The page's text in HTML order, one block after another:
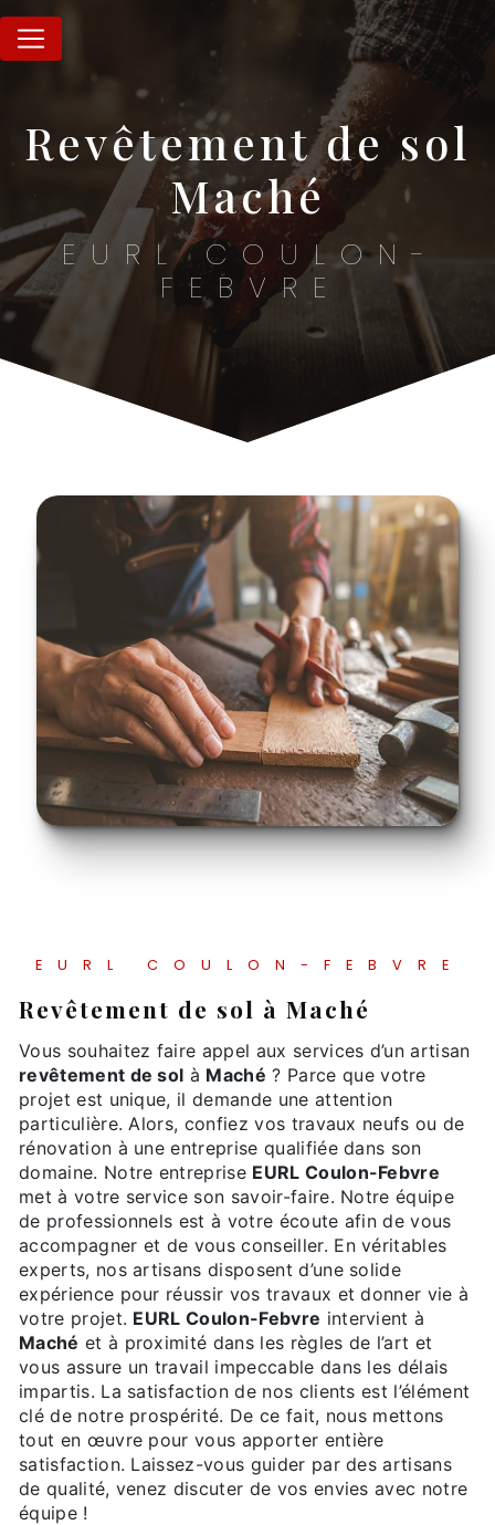
revêtement de sol
Maché
EURL COULON-
FEBVRE
EURL COULON-FEBVRE
revêtement de sol à Maché
Vous souhaitez faire appel aux services d’un artisan
revêtement de sol à Maché ? Parce que votre
projet est unique, il demande une attention
particulière. Alors, confiez vos travaux neufs ou de
rénovation à une entreprise qualifiée dans son
domaine. Notre entreprise EURL Coulon-Febvre
met à votre service son savoir-faire. Notre équipe
de professionnels est à votre écoute afin de vous
accompagner et de vous conseiller. En véritables
experts, nos artisans disposent d’une solide
expérience pour réussir vos travaux et donner vie à
votre projet. EURL Coulon-Febvre intervient à
Maché et à proximité dans les règles de l’art et
vous assure un travail impeccable dans les délais
impartis. La satisfaction de nos clients est l’élément
clé de notre prospérité. De ce fait, nous mettons
tout en œuvre pour vous apporter entière
satisfaction. Laissez-vous guider par des artisans
de qualité, venez discuter de vos envies avec notre
équipe !
Panneau de gestion des cookies